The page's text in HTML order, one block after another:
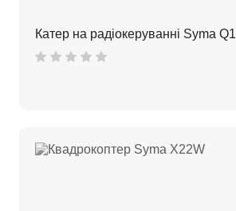
Катер на радіокеруванні Syma Q1